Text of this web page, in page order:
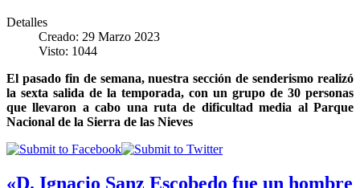
Detalles
Creado: 29 Marzo 2023
Visto: 1044
El pasado fin de semana, nuestra sección de senderismo realizó
la sexta salida de la temporada, con un grupo de 30 personas
que llevaron a cabo una ruta de dificultad media al Parque
Nacional de la Sierra de las Nieves
«D. Ignacio Sanz Escobedo fue un hombre